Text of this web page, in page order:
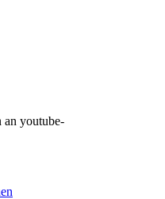
an youtube-